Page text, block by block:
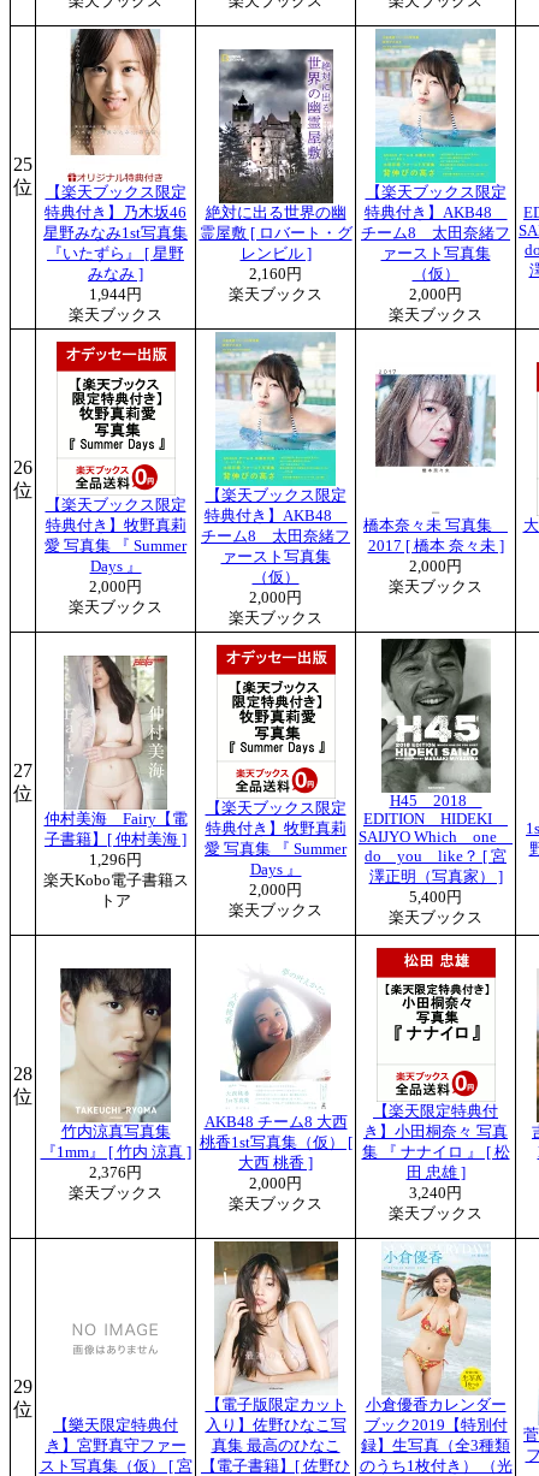
25
位
【楽天ブックス限定
特典付き】乃木坂46
星野みなみ1st写真集
『いたずら』 [ 星野
みなみ ]
1,944円
楽天ブックス
絶対に出る世界の幽
霊屋敷 [ ロバート・グ
レンビル ]
2,160円
楽天ブックス
【楽天ブックス限定
特典付き】AKB48
チーム8 太田奈緒フ
ァースト写真集
（仮）
2,000円
楽天ブックス
26
位
【楽天ブックス限定
特典付き】牧野真莉
愛 写真集 『 Summer
Days 』
2,000円
楽天ブックス
【楽天ブックス限定
特典付き】AKB48
チーム8 太田奈緒フ
ァースト写真集
（仮）
2,000円
楽天ブックス
橋本奈々未 写真集
2017 [ 橋本 奈々未 ]
2,000円
楽天ブックス
27
位
仲村美海 Fairy【電
子書籍】[ 仲村美海 ]
1,296円
楽天Kobo電子書籍ス
トア
【楽天ブックス限定
特典付き】牧野真莉
愛 写真集 『 Summer
Days 』
2,000円
楽天ブックス
H45 2018
EDITION HIDEKI
SAIJYO Which one
do you like？ [ 宮
澤正明（写真家） ]
5,400円
楽天ブックス
28
位
竹内涼真写真集
『1mm』 [ 竹内 涼真 ]
2,376円
楽天ブックス
AKB48 チーム8 大西
桃香1st写真集（仮） [
大西 桃香 ]
2,000円
楽天ブックス
【楽天限定特典付
き】小田桐奈々 写真
集 『 ナナイロ 』 [ 松
田 忠雄 ]
3,240円
楽天ブックス
29
位
【樂天限定特典付
き】宮野真守ファー
スト写真集（仮） [ 宮
【電子版限定カット
入り】佐野ひなこ写
真集 最高のひなこ
【電子書籍】[ 佐野ひ
小倉優香カレンダー
ブック2019【特別付
録】生写真（全3種類
のうち1枚付き） （光